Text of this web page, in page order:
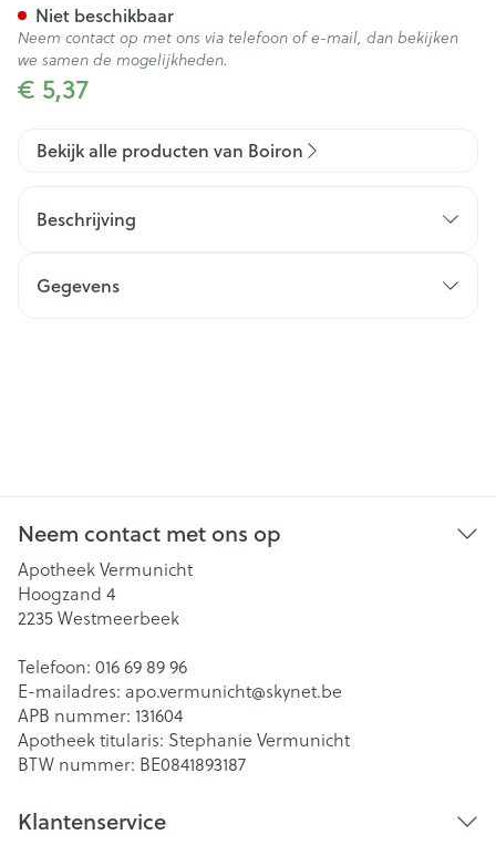
€ 5,37
Niet beschikbaar
Neem contact op met ons via telefoon of e-mail, dan bekijken
we samen de mogelijkheden.
Bekijk alle producten van Boiron
Beschrijving
Gegevens
Neem contact met ons op
Apotheek Vermunicht
Hoogzand 4
2235Westmeerbeek
Telefoon: 016 69 89 96
E-mailadres: apo.vermunicht@skynet.be
APB nummer: 131604
Apotheek titularis: Stephanie Vermunicht
BTW nummer: BE0841893187
Klantenservice